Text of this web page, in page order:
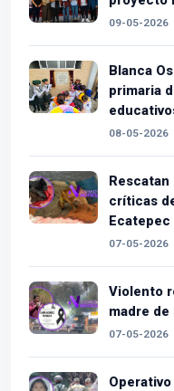
09-05-2026
Blanca
primaria
08-05-2026
críticas
Ecatepec
07-05-2026
Violento
madre
07-05-2026